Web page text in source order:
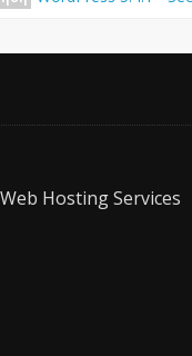
Hosting Services